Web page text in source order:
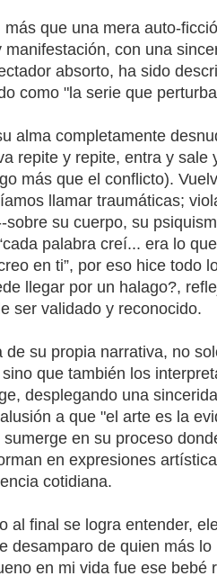
que una mera auto-
con una
absorto, ha sido
como "la serie que
alma completamente
repite y repite, entra y sale
más que el conflicto).
llamar traumáticas;
sobre su cuerpo, su
palabra creí... era lo
en ti”, por eso hice todo
llegar por un halago?,
ser validado y reconocido.
de su propia narrativa, no
que también los
desplegando una
a que "el arte es la
en su proceso
en expresiones
cotidiana.
al final se logra entender,
desamparo de quien más
en mi vida fue ese bebé